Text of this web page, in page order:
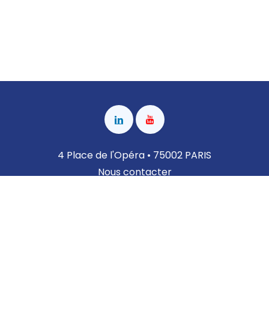
4 Place de l'Opéra • 75002 PARIS
Nous contacter